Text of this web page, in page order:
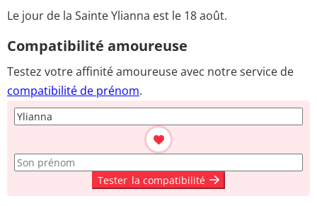
Le jour de la Sainte Ylianna est le 18 août.
Compatibilité amoureuse
Testez votre affinité amoureuse avec notre service de
compatibilité de prénom.
Tester la compatibilité